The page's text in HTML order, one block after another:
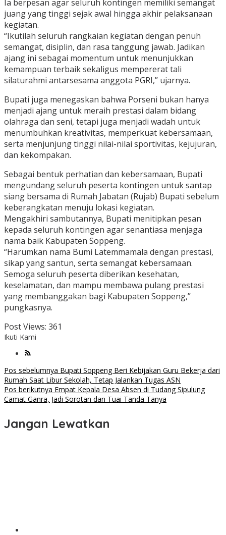
Ia berpesan agar seluruh kontingen memiliki semangat
juang yang tinggi sejak awal hingga akhir pelaksanaan
kegiatan.
“Ikutilah seluruh rangkaian kegiatan dengan penuh
semangat, disiplin, dan rasa tanggung jawab. Jadikan
ajang ini sebagai momentum untuk menunjukkan
kemampuan terbaik sekaligus mempererat tali
silaturahmi antarsesama anggota PGRI,” ujarnya.
Bupati juga menegaskan bahwa Porseni bukan hanya
menjadi ajang untuk meraih prestasi dalam bidang
olahraga dan seni, tetapi juga menjadi wadah untuk
menumbuhkan kreativitas, memperkuat kebersamaan,
serta menjunjung tinggi nilai-nilai sportivitas, kejujuran,
dan kekompakan.
Sebagai bentuk perhatian dan kebersamaan, Bupati
mengundang seluruh peserta kontingen untuk santap
siang bersama di Rumah Jabatan (Rujab) Bupati sebelum
keberangkatan menuju lokasi kegiatan.
Mengakhiri sambutannya, Bupati menitipkan pesan
kepada seluruh kontingen agar senantiasa menjaga
nama baik Kabupaten Soppeng.
“Harumkan nama Bumi Latemmamala dengan prestasi,
sikap yang santun, serta semangat kebersamaan.
Semoga seluruh peserta diberikan kesehatan,
keselamatan, dan mampu membawa pulang prestasi
yang membanggakan bagi Kabupaten Soppeng,”
pungkasnya.
Post Views: 361
Ikuti Kami
Navigasi
pos
Pos sebelumnya Bupati Soppeng Beri Kebijakan Guru Bekerja dari
Rumah Saat Libur Sekolah, Tetap Jalankan Tugas ASN
Pos berikutnya Empat Kepala Desa Absen di Tudang Sipulung
Camat Ganra, Jadi Sorotan dan Tuai Tanda Tanya
Jangan Lewatkan